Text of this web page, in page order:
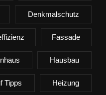
Denkmalschutz
Fassade
Hausbau
Tipps Heizung